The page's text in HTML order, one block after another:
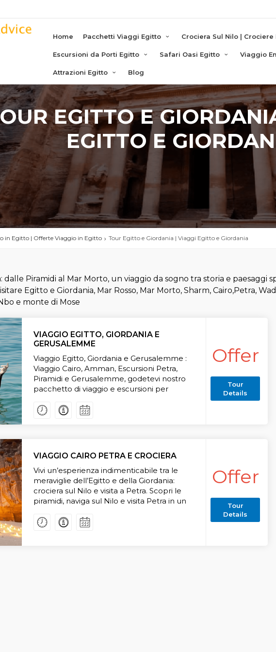
Home Pacchetti Viaggi Egitto Crociera Sul Nilo | Crociere
Escursioni da Porti Egitto Safari Oasi Egitto Viaggio
Attrazioni Egitto Blog
EGITTO E
EGITTO E
in Egitto | Offerte Viaggio in Egitto Tour Egitto e Giordania | Viaggi Egitto e Giordania
dalle Piramidi al Mar Morto, un viaggio da sogno tra storia e paesaggi
Egitto e Giordania, Mar Rosso, Mar Morto, Sharm, Cairo,Petra,
e monte di Mose
VIAGGIO EGITTO, GIORDANIA E
GERUSALEMME
Viaggio Egitto, Giordania e Gerusalemme :
Viaggio Cairo, Amman, Escursioni Petra,
Piramidi e Gerusalemme, godetevi nostro
pacchetto di viaggio e escursioni per
Viaggi crociera sul Nilo, Escursioni
Offer
Tour
Details
VIAGGIO CAIRO PETRA E CROCIERA
Vivi un’esperienza indimenticabile tra le
meraviglie dell’Egitto e della Giordania:
crociera sul Nilo e visita a Petra. Scopri le
piramidi, naviga sul Nilo e visita Petra in un
ora.
Offer
Tour
Details